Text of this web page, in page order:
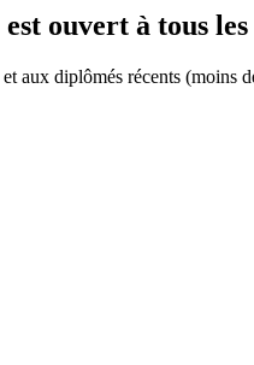
ouvert à tous
aux diplômés récents